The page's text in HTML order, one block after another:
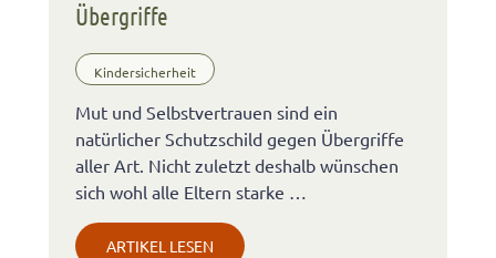
Übergriffe
Kindersicherheit
Mut und Selbstvertrauen sind ein
natürlicher Schutzschild gegen Übergriffe
aller Art. Nicht zuletzt deshalb wünschen
sich wohl alle Eltern starke …
ARTIKEL LESEN